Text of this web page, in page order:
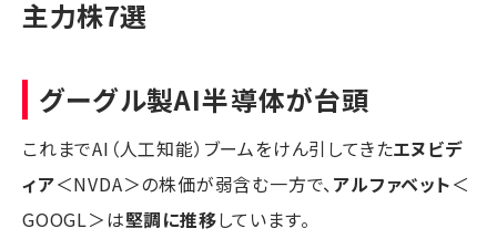
主力株7選
グーグル製AI半導体が台頭
これまでAI（人工知能）ブームをけん引してきたエヌビデ
ィア＜NVDA＞の株価が弱含む一方で、アルファベット＜
GOOGL＞は堅調に推移しています。